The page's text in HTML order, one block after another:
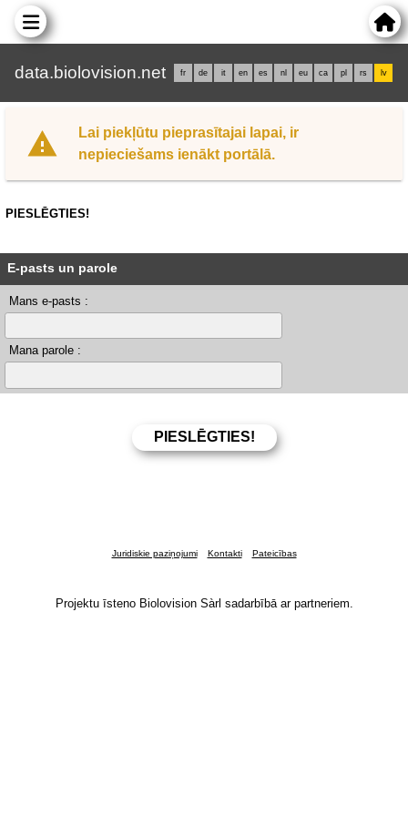
data.biolovision.net fr de it en es nl eu ca pl rs lv
Lai piekļūtu pieprasītajai lapai, ir
nepieciešams ienākt portālā.
PIESLĒGTIES!
E-pasts un parole
Mans e-pasts :
Mana parole :
Juridiskie paziņojumi Kontakti Pateicības
Projektu īsteno Biolovision Sàrl sadarbībā ar partneriem.